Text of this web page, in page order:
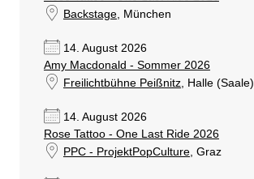
Backstage, München
14. August 2026
Amy Macdonald - Sommer 2026
Freilichtbühne Peißnitz, Halle (Saale)
14. August 2026
Rose Tattoo - One Last Ride 2026
PPC - ProjektPopCulture, Graz